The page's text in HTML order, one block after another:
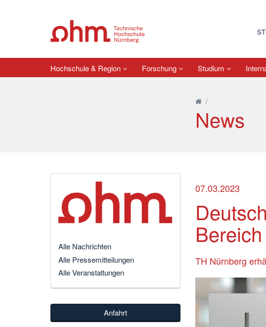
Hochschule & Region Forschung Studium
/
News
07.03.2023
Bereich
TH Nürnberg
Alle Nachrichten
Alle Pressemitteilungen
Alle Veranstaltungen
Anfahrt